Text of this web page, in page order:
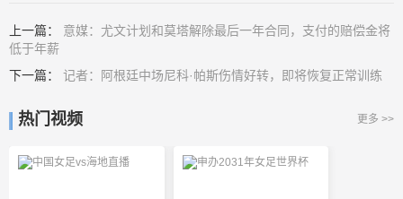
上一篇： 意媒：尤文计划和莫塔解除最后一年合同，支付的赔偿金将
低于年薪
下一篇： 记者：阿根廷中场尼科·帕斯伤情好转，即将恢复正常训练
热门视频 更多 >>